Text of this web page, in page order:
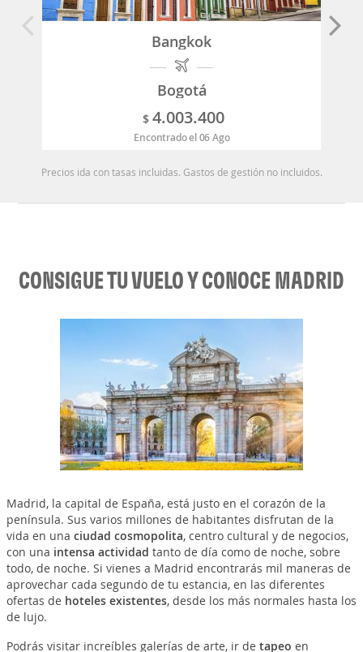
Bangkok
Bogotá
$ 4.003.400
Encontrado el 06 Ago
Precios ida con tasas incluidas. Gastos de gestión no incluidos.
CONSIGUE TU VUELO Y CONOCE MADRID
Madrid, la capital de España, está justo en el corazón de la
península. Sus varios millones de habitantes disfrutan de la
vida en una ciudad cosmopolita, centro cultural y de negocios,
con una intensa actividad tanto de día como de noche, sobre
todo, de noche. Si vienes a Madrid encontrarás mil maneras de
aprovechar cada segundo de tu estancia, en las diferentes
ofertas de hoteles existentes, desde los más normales hasta los
de lujo.
Podrás visitar increíbles galerías de arte, ir de tapeo en